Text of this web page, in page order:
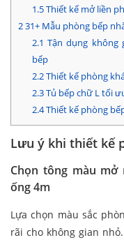
1.5Thiết kế mở liền
231+ Mẫu phòng bếp
2.1 Tận dụng không
bếp
2.2​Thiết kế phòng
2.3Tủ bếp chữ L tối
2.4Thiết kế phòng
Lưu ý khi thiết kế
Chọn tông màu mở
ống 4m​
Lựa chọn màu sắc
rãi cho không gian